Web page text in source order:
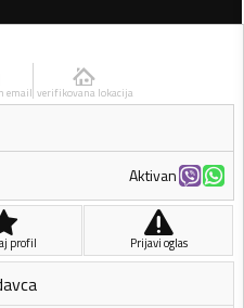
email verifikovana lokacija
Aktivan
profil Prijavi oglas